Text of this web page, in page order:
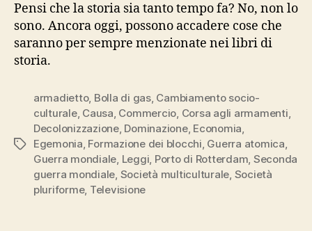
Pensi che la storia sia tanto tempo fa? No, non lo
sono. Ancora oggi, possono accadere cose che
saranno per sempre menzionate nei libri di
storia.
Tag
armadietto, Bolla di gas, Cambiamento socio-
culturale, Causa, Commercio, Corsa agli armamenti,
Decolonizzazione, Dominazione, Economia,
Egemonia, Formazione dei blocchi, Guerra atomica,
Guerra mondiale, Leggi, Porto di Rotterdam, Seconda
guerra mondiale, Società multiculturale, Società
pluriforme, Televisione